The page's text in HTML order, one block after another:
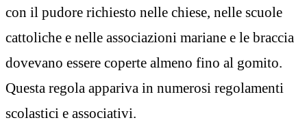
con il pudore richiesto nelle chiese, nelle scuole
cattoliche e nelle associazioni mariane e le braccia
dovevano essere coperte almeno fino al gomito.
Questa regola appariva in numerosi regolamenti
scolastici e associativi.